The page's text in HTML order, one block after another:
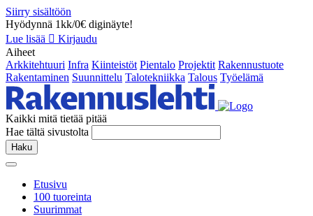
Siirry sisältöön
Hyödynnä 1kk/0€ diginäyte!
Lue lisää
Kirjaudu
Aiheet
Arkkitehtuuri Infra Kiinteistöt Pientalo Projektit Rakennustuote
Rakentaminen Suunnittelu Talotekniikka Talous Työelämä
Kaikki mitä tietää pitää
Hae tältä sivustolta
Haku
Etusivu
100 tuoreinta
Suurimmat